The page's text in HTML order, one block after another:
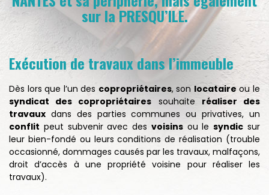
sur la PRESQU’ILE.
Exécution de travaux dans l’immeuble
Dès lors que l’un des copropriétaires, son locataire ou le
syndicat des copropriétaires souhaite réaliser des
travaux dans des parties communes ou privatives, un
conflit peut subvenir avec des voisinsou lesyndic sur
leur bien-fondé ou leurs conditions de réalisation (trouble
occasionné, dommages causés par les travaux, malfaçons,
droit d’accès à une propriété voisine pour réaliser les
travaux).